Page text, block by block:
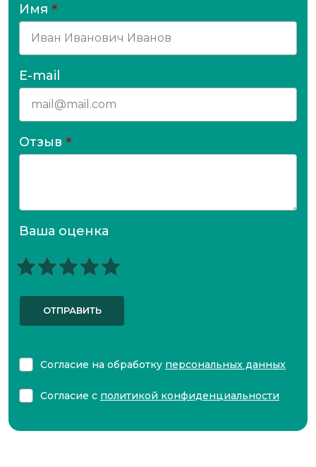
Имя *
E-mail
Отзыв *
Ваша оценка
ОТПРАВИТЬ
Согласие на обработку персональных данных
Согласие с политикой конфиденциальности